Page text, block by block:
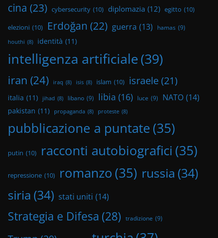
cina (23) cybersecurity (10) diplomazia (12) egitto (10)
elezioni (10) Erdoğan (22) guerra (13) hamas (9)
houthi (8) identità (11)
intelligenza artificiale(39)
iran (24) iraq (8) isis (8) islam (10) israele(21)
italia (11) jihad (8) libano (9) libia (16) luce (9) NATO (14)
pakistan (11) propaganda (8) proteste (8)
pubblicazione a puntate(35)
putin (10) racconti autobiografici (35)
repressione (10) romanzo(35) russia (34)
siria (34) stati uniti (14)
Strategia e Difesa (28) tradizione (9)